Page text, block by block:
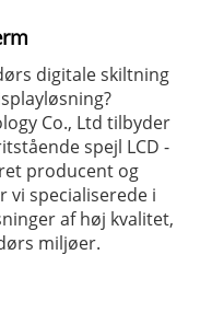
digitale skiltning
Co., Ltd tilbyder
spejl LCD -
producent og
vi specialiserede i
af høj kvalitet,
miljøer.